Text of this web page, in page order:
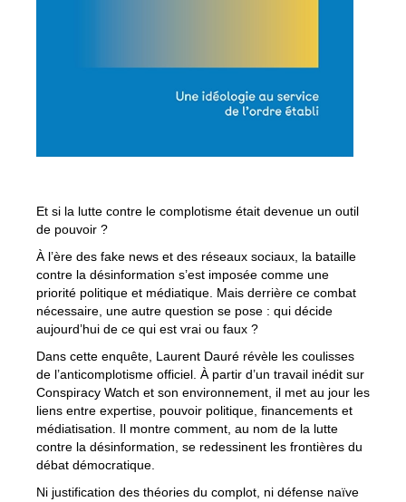
Et si la lutte contre le complotisme était devenue un outil
de pouvoir ?
À l’ère des fake news et des réseaux sociaux, la bataille
contre la désinformation s’est imposée comme une
priorité politique et médiatique. Mais derrière ce combat
nécessaire, une autre question se pose : qui décide
aujourd’hui de ce qui est vrai ou faux ?
Dans cette enquête, Laurent Dauré révèle les coulisses
de l’anticomplotisme officiel. À partir d’un travail inédit sur
Conspiracy Watch et son environnement, il met au jour les
liens entre expertise, pouvoir politique, financements et
médiatisation. Il montre comment, au nom de la lutte
contre la désinformation, se redessinent les frontières du
débat démocratique.
Ni justification des théories du complot, ni défense naïve